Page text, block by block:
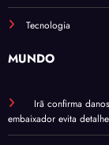
Tecnologia
MUNDO
Irã confirma
embaixador evita